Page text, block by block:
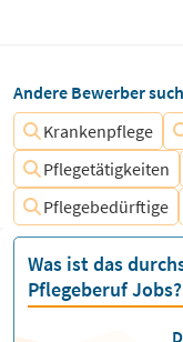
Andere Bewerber
Krankenpflege
Pflegetätigkeiten
Pflegebedürftige
Was ist das
Pflegeberuf Jobs?